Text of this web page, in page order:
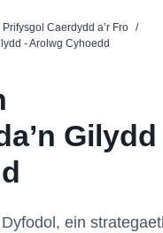
Caerdydd a’r Fro /
- Arolwg Cyhoedd
Gilydd
ein